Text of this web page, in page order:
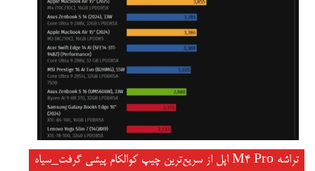
تراشه M4 Pro اپل از سریع‌ترین چیپ کوالکام پیشی گرفت_سیاه